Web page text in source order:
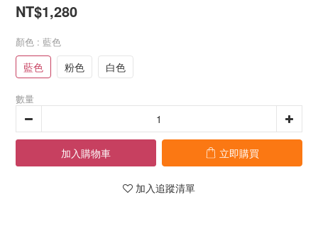
NT$1,280
顏色 : 藍色
藍色 粉色 白色
數量
加入購物車 立即購買
加入追蹤清單